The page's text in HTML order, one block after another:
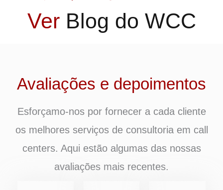
Ver Blog do WCC
Avaliações e depoimentos
Esforçamo-nos por fornecer a cada cliente
os melhores serviços de consultoria em call
centers. Aqui estão algumas das nossas
avaliações mais recentes.